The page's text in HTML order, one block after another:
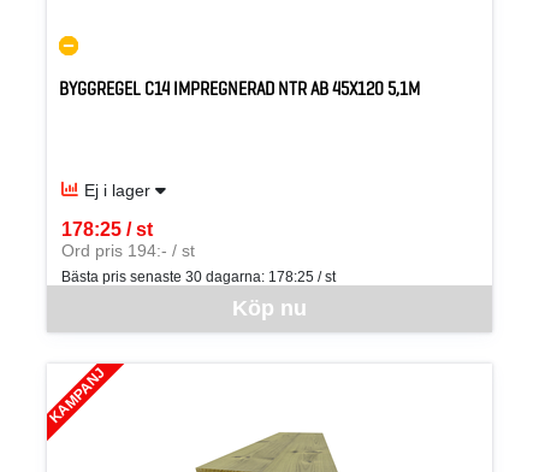
BYGGREGEL C14 IMPREGNERAD NTR AB 45X120 5,1M
Ej i lager
Köp nu
178:25 / st
SEK per ST
Ord pris 194:- / st
Bästa pris senaste 30 dagarna: 178:25 / st
KAMPANJ